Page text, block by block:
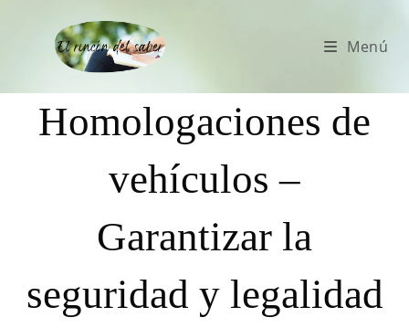
Menú
Homologaciones de
vehículos –
Garantizar la
seguridad y legalidad